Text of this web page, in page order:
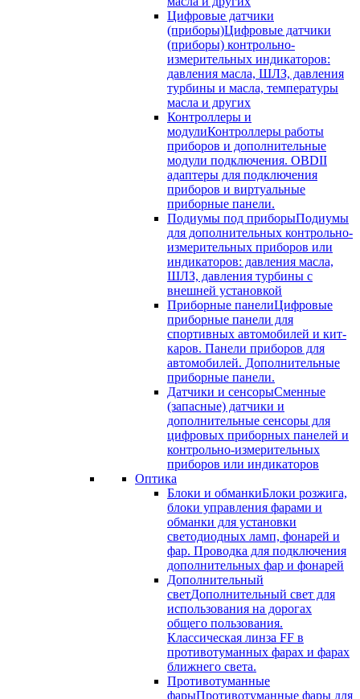
Цифровые датчики
(приборы)Цифровые датчики
(приборы) контрольно-
измерительных индикаторов:
давления масла, ШЛЗ, давления
турбины и масла, температуры
масла и других
Контроллеры и
модулиКонтроллеры работы
приборов и дополнительные
модули подключения. OBDII
адаптеры для подключения
приборов и виртуальные
приборные панели.
Подиумы под приборыПодиумы
для дополнительных контрольно-
измерительных приборов или
индикаторов: давления масла,
ШЛЗ, давления турбины с
внешней установкой
Приборные панелиЦифровые
приборные панели для
спортивных автомобилей и кит-
каров. Панели приборов для
автомобилей. Дополнительные
приборные панели.
Датчики и сенсорыСменные
(запасные) датчики и
дополнительные сенсоры для
цифровых приборных панелей и
контрольно-измерительных
приборов или индикаторов
Оптика
Блоки и обманкиБлоки розжига,
блоки управления фарами и
обманки для установки
светодиодных ламп, фонарей и
фар. Проводка для подключения
дополнительных фар и фонарей
Дополнительный
светДополнительный свет для
использования на дорогах
общего пользования.
Классическая линза FF в
противотуманных фарах и фарах
ближнего света.
Противотуманные
фарыПротивотуманные фары для